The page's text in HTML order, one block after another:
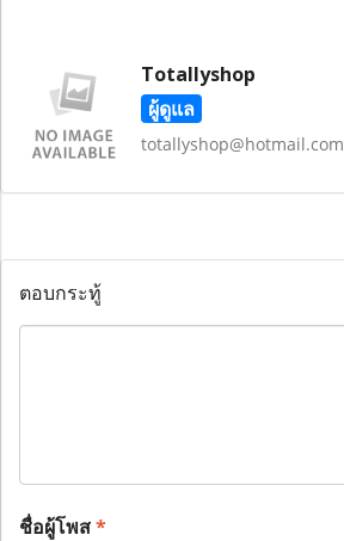
Totallyshop
ผู้ดูแล
totallyshop@hotmail.com
ตอบกระทู้
ชื่อผู้โพส*